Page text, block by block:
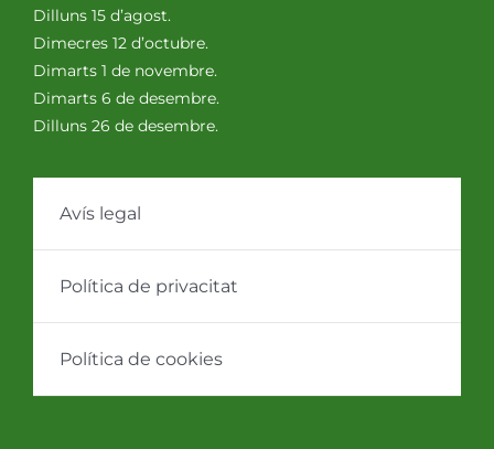
Dilluns 15 d’agost.
Dimecres 12 d’octubre.
Dimarts 1 de novembre.
Dimarts 6 de desembre.
Dilluns 26 de desembre.
Avís legal
Política de privacitat
Política de cookies